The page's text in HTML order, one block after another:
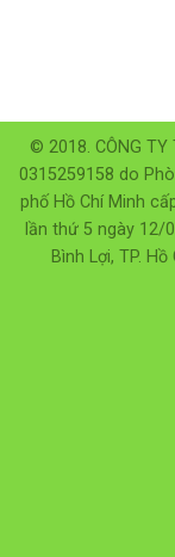
© 2018. CÔNG TY
0315259158 do
phố Hồ Chí Minh
lần thứ 5 ngày 12/
Bình Lợi, TP.